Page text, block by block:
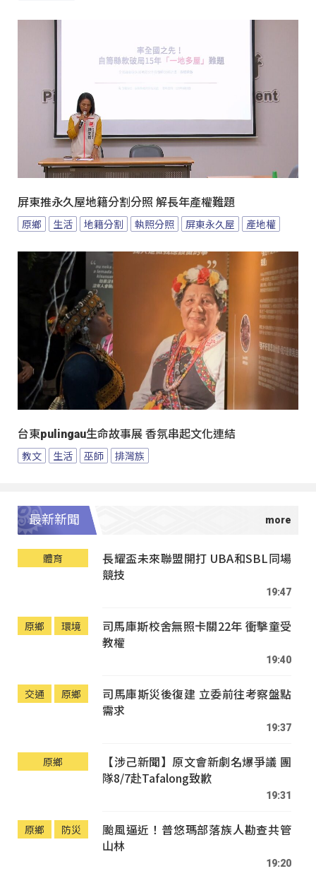
屏東推永久屋地籍分割分照 解長年產權難題
原鄉 生活 地籍分割 執照分照 屏東永久屋 產地權
台東pulingau生命故事展 香氛串起文化連結
教文 生活 巫師 排灣族
最新新聞
體育
長耀盃未來聯盟開打 UBA和SBL同場
競技
19:47
原鄉 環境
司馬庫斯校舍無照卡關22年 衝擊童受
教權
19:40
交通 原鄉
司馬庫斯災後復建 立委前往考察盤點
需求
19:37
原鄉
【涉己新聞】原文會新劇名爆爭議 團
隊8/7赴Tafalong致歉
19:31
原鄉 防災
颱風逼近！普悠瑪部落族人勘查共管
山林
19:20